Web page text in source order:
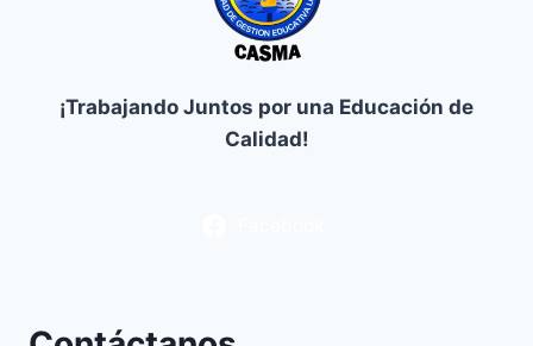
¡Trabajando Juntos por una Educación de
Calidad!